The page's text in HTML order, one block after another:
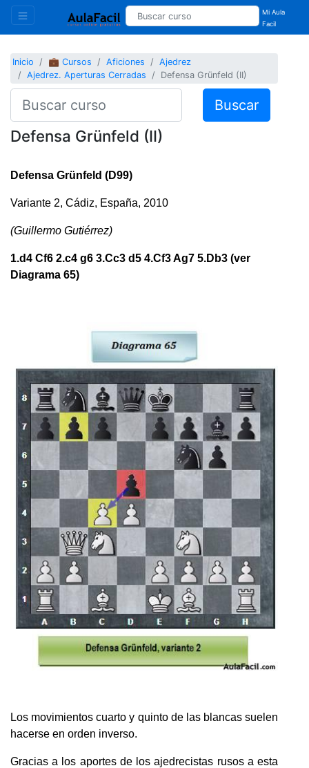
Mi Aula
Facil
Inicio 💼 Cursos Aficiones
Ajedrez
Ajedrez. Aperturas Cerradas
Defensa Grünfeld (II)
Buscar
Defensa Grünfeld (II)
Defensa Grünfeld (D99)
Variante 2, Cádiz, España, 2010
(Guillermo Gutiérrez)
1.d4 Cf6 2.c4 g6 3.Cc3 d5 4.Cf3 Ag7 5.Db3 (ver
Diagrama 65)
Los movimientos cuarto y quinto de las blancas suelen
hacerse en orden inverso.
Gracias a los aportes de los ajedrecistas rusos a esta